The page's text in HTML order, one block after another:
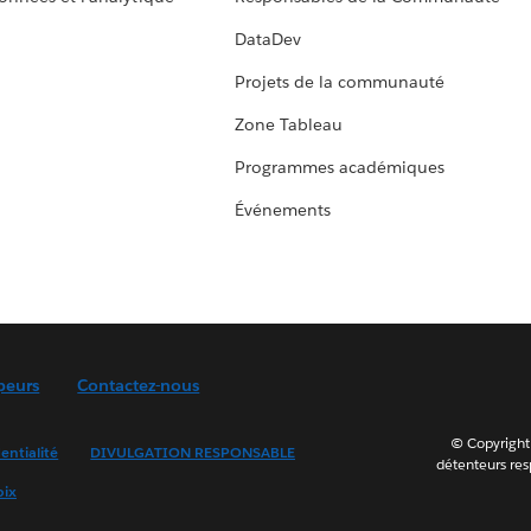
DataDev
Projets de la communauté
Zone Tableau
Programmes académiques
Événements
Contactez-nous
DIVULGATION RESPONSABLE
© Copyright
détenteurs